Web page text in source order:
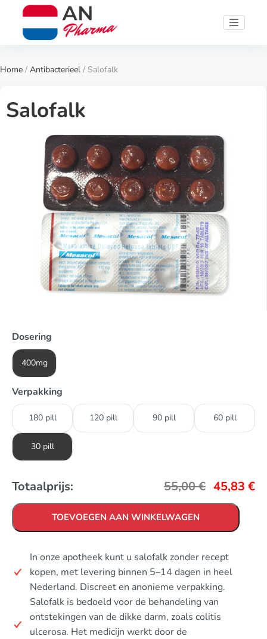
Home / Antibacterieel / Salofalk
Salofalk
Dosering
400mg
Verpakking
180 pill 120 pill 90 pill 60 pill
30 pill
Totaalprijs: 55,00€ 45,83 €
TOEVOEGEN AAN WINKELWAGEN
In onze apotheek kunt u salofalk zonder recept
kopen, met levering binnen 5–14 dagen in heel
Nederland. Discreet en anonieme verpakking.
Salofalk is bedoeld voor de behandeling van
ontstekingen van de dikke darm, zoals colitis
ulcerosa. Het medicijn werkt door de